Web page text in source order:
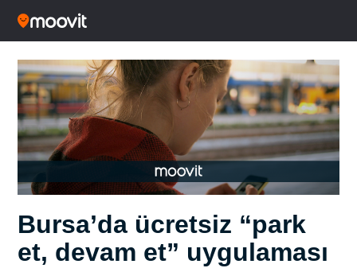
Bursa’da ücretsiz “park
et, devam et” uygulaması